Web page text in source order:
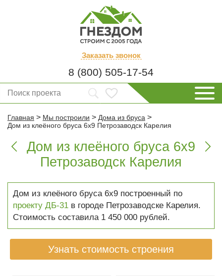
Заказать звонок
8 (800) 505-17-54
Главная > Мы построили > Дома из бруса >
Дом из клеёного бруса 6х9 Петрозаводск Карелия

Дом из клеёного бруса 6х9
Петрозаводск Карелия

Дом из клеёного бруса 6х9 построенный по
проекту ДБ-31 в городе Петрозаводске Карелия.
Стоимость составила 1 450 000 рублей.
Узнать стоимость строения